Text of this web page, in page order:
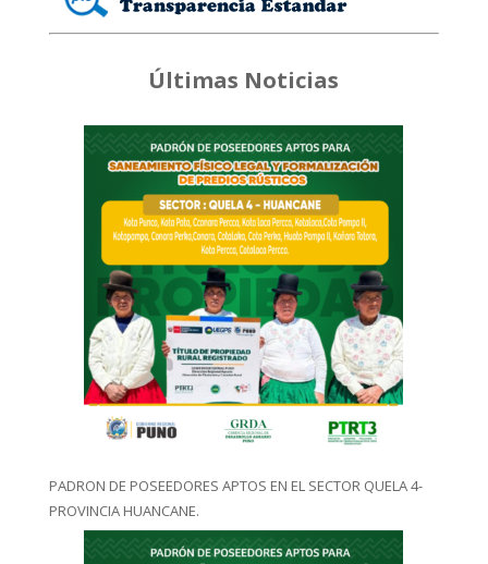
Últimas Noticias
PADRON DE POSEEDORES APTOS EN EL SECTOR QUELA 4-
PROVINCIA HUANCANE.